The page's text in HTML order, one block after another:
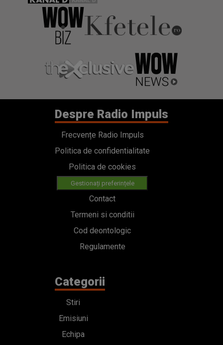
Despre Radio Impuls
Frecvențe Radio Impuls
Politica de confidentialitate
Politica de cookies
Gestionați preferințele
Contact
Termeni si conditii
Cod deontologic
Regulamente
Categorii
Stiri
Emisiuni
Echipa